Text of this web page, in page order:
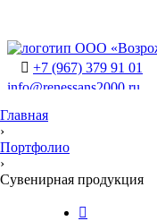
 +7 (967) 379 91 01
info@renessans2000.ru

Главная
›
Портфолио
›
Сувенирная продукция